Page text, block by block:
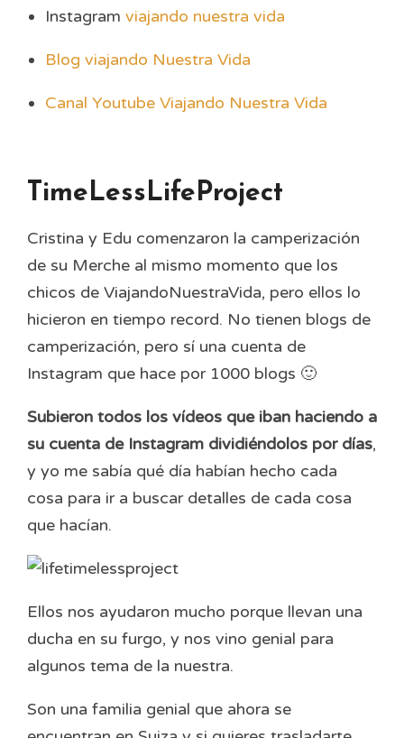
Instagram viajando nuestra vida
Blog viajando Nuestra Vida
Canal Youtube Viajando Nuestra Vida
TimeLessLifeProject
Cristina y Edu comenzaron la camperización
de su Merche al mismo momento que los
chicos de ViajandoNuestraVida, pero ellos lo
hicieron en tiempo record. No tienen blogs de
camperización, pero sí una cuenta de
Instagram que hace por 1000 blogs 🙂
Subieron todos los vídeos que iban haciendo a
su cuenta de Instagram dividiéndolos por días,
y yo me sabía qué día habían hecho cada
cosa para ir a buscar detalles de cada cosa
que hacían.
Ellos nos ayudaron mucho porque llevan una
ducha en su furgo, y nos vino genial para
algunos tema de la nuestra.
Son una familia genial que ahora se